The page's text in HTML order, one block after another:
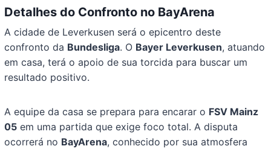
Detalhes do Confronto no BayArena
A cidade de Leverkusen será o epicentro deste
confronto da Bundesliga. O Bayer Leverkusen, atuando
em casa, terá o apoio de sua torcida para buscar um
resultado positivo.
A equipe da casa se prepara para encarar o FSV Mainz
05 em uma partida que exige foco total. A disputa
ocorrerá no BayArena, conhecido por sua atmosfera